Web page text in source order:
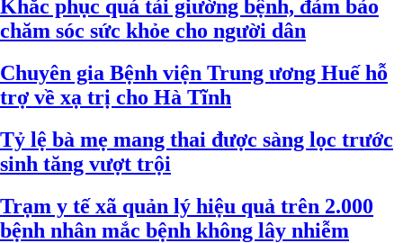
Khắc phục quá tải giường bệnh, đảm bảo
chăm sóc sức khỏe cho người dân
Chuyên gia Bệnh viện Trung ương Huế hỗ
trợ về xạ trị cho Hà Tĩnh
Tỷ lệ bà mẹ mang thai được sàng lọc trước
sinh tăng vượt trội
Trạm y tế xã quản lý hiệu quả trên 2.000
bệnh nhân mắc bệnh không lây nhiễm